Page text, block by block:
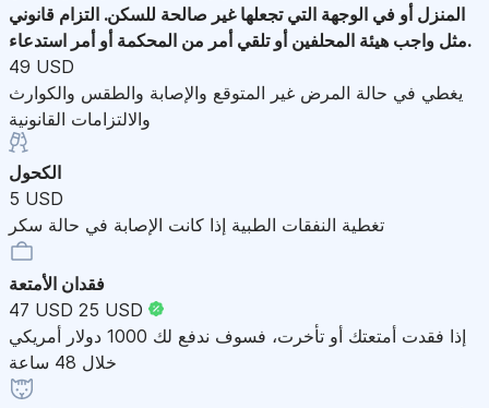
المنزل أو في الوجهة التي تجعلها غير صالحة للسكن. التزام قانوني
مثل واجب هيئة المحلفين أو تلقي أمر من المحكمة أو أمر استدعاء.
49 USD
يغطي في حالة المرض غير المتوقع والإصابة والطقس والكوارث
والالتزامات القانونية
الكحول
5 USD
تغطية النفقات الطبية إذا كانت الإصابة في حالة سكر
فقدان الأمتعة
47 USD 25 USD
إذا فقدت أمتعتك أو تأخرت، فسوف ندفع لك 1000 دولار أمريكي
خلال 48 ساعة